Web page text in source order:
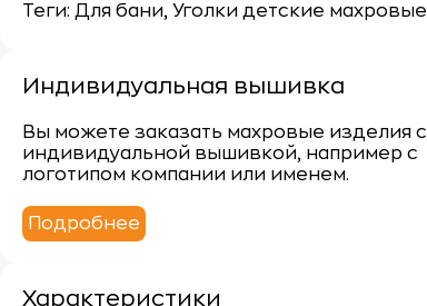
Теги: Для бани, Уголки детские махровые
Индивидуальная вышивка
Вы можете заказать махровые изделия с
индивидуальной вышивкой, например с
логотипом компании или именем.
Подробнее
Характеристики